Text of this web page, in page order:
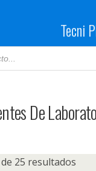
Tecni
De
25 resultados